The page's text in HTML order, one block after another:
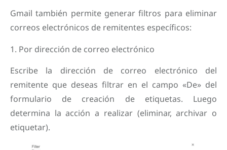
Gmail también permite generar filtros para eliminar
correos electrónicos de remitentes específicos:
1. Por dirección de correo electrónico
Escribe la dirección de correo electrónico del
remitente que deseas filtrar en el campo «De» del
formulario de creación de etiquetas. Luego
determina la acción a realizar (eliminar, archivar o
etiquetar).